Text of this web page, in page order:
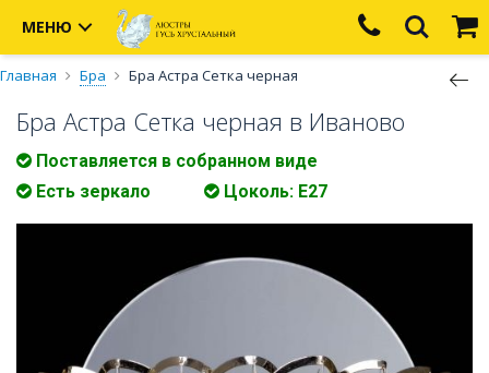
МЕНЮ
Главная Бра Бра Астра Сетка черная
Бра Астра Сетка черная в Иваново
Поставляется в собранном виде
Есть зеркало
Цоколь: Е27